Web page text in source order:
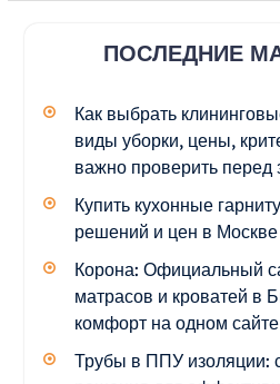
ПОСЛЕДНИЕ
Как выбрать
виды уборки, цены,
важно проверить перед
Купить кухонные
решений и цен в Москве
Корона: Официальный
матрасов и кроватей в
комфорт на одном сайте
Трубы в ППУ изоляции: